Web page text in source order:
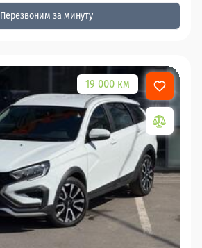
Перезвоним за минуту
19 000 км